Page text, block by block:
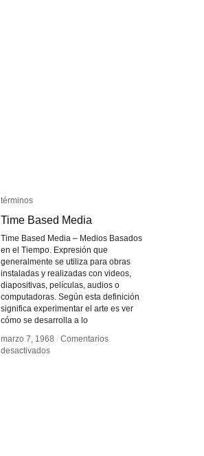
términos
Time Based Media
Time Based Media – Medios Basados
en el Tiempo. Expresión que
generalmente se utiliza para obras
instaladas y realizadas con videos,
diapositivas, películas, audios o
computadoras. Según esta definición
significa experimentar el arte es ver
cómo se desarrolla a lo
marzo 7, 1968 / Comentarios
desactivadosen
términos
Time Based Media
marzo 7, 1968 / Comentarios
desactivadosen